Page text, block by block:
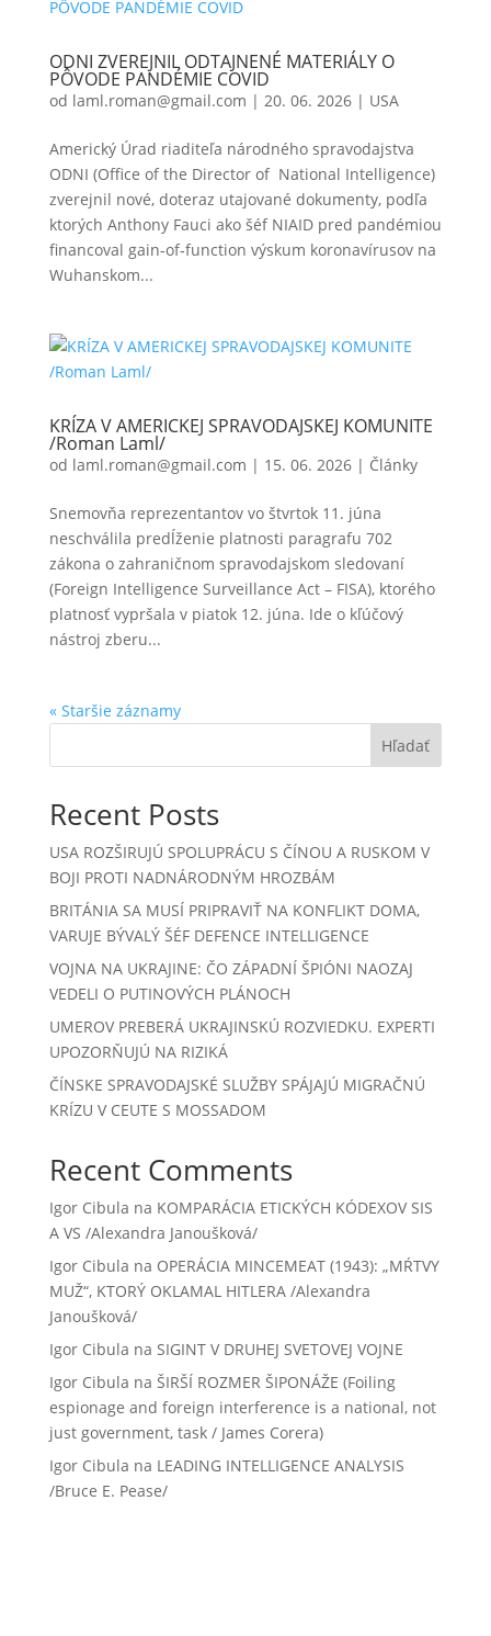
ODNI ZVEREJNIL ODTAJNENÉ MATERIÁLY O
PÔVODE PANDÉMIE COVID
od laml.roman@gmail.com | 20. 06. 2026| USA
Americký Úrad riaditeľa národného spravodajstva
ODNI (Office of the Director of National Intelligence)
zverejnil nové, doteraz utajované dokumenty, podľa
ktorých Anthony Fauci ako šéf NIAID pred pandémiou
financoval gain‑of‑function výskum koronavírusov na
Wuhanskom...
KRÍZA V AMERICKEJ SPRAVODAJSKEJ KOMUNITE
/Roman Laml/
od laml.roman@gmail.com | 15. 06. 2026| Články
Snemovňa reprezentantov vo štvrtok 11. júna
neschválila predĺženie platnosti paragrafu 702
zákona o zahraničnom spravodajskom sledovaní
(Foreign Intelligence Surveillance Act – FISA), ktorého
platnosť vypršala v piatok 12. júna. Ide o kľúčový
nástroj zberu...
« Staršie záznamy
Hľadať
Recent Posts
USA ROZŠIRUJÚ SPOLUPRÁCU S ČÍNOU A RUSKOM V
BOJI PROTI NADNÁRODNÝM HROZBÁM
BRITÁNIA SA MUSÍ PRIPRAVIŤ NA KONFLIKT DOMA,
VARUJE BÝVALÝ ŠÉF DEFENCE INTELLIGENCE
VOJNA NA UKRAJINE: ČO ZÁPADNÍ ŠPIÓNI NAOZAJ
VEDELI O PUTINOVÝCH PLÁNOCH
UMEROV PREBERÁ UKRAJINSKÚ ROZVIEDKU. EXPERTI
UPOZORŇUJÚ NA RIZIKÁ
ČÍNSKE SPRAVODAJSKÉ SLUŽBY SPÁJAJÚ MIGRAČNÚ
KRÍZU V CEUTE S MOSSADOM
Recent Comments
Igor Cibula na KOMPARÁCIA ETICKÝCH KÓDEXOV SIS
A VS /Alexandra Janoušková/
Igor Cibula na OPERÁCIA MINCEMEAT (1943): „MŔTVY
MUŽ“, KTORÝ OKLAMAL HITLERA /Alexandra
Janoušková/
Igor Cibula na SIGINT V DRUHEJ SVETOVEJ VOJNE
Igor Cibula na ŠIRŠÍ ROZMER ŠIPONÁŽE (Foiling
espionage and foreign interference is a national, not
just government, task / James Corera)
Igor Cibula na LEADING INTELLIGENCE ANALYSIS
/Bruce E. Pease/